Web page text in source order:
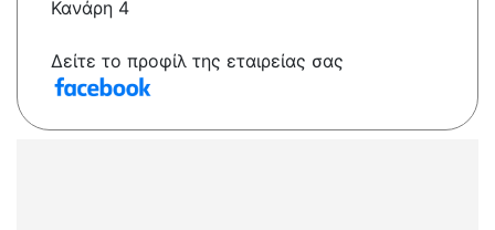
Κανάρη 4
Δείτε το προφίλ της εταιρείας σας